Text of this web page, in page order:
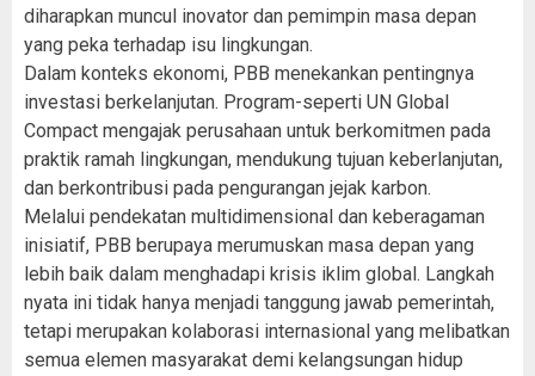
diharapkan muncul inovator dan pemimpin masa depan
yang peka terhadap isu lingkungan.
Dalam konteks ekonomi, PBB menekankan pentingnya
investasi berkelanjutan. Program-seperti UN Global
Compact mengajak perusahaan untuk berkomitmen pada
praktik ramah lingkungan, mendukung tujuan keberlanjutan,
dan berkontribusi pada pengurangan jejak karbon.
Melalui pendekatan multidimensional dan keberagaman
inisiatif, PBB berupaya merumuskan masa depan yang
lebih baik dalam menghadapi krisis iklim global. Langkah
nyata ini tidak hanya menjadi tanggung jawab pemerintah,
tetapi merupakan kolaborasi internasional yang melibatkan
semua elemen masyarakat demi kelangsungan hidup